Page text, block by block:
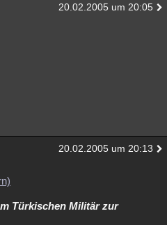
20.02.2005 um 20:05
20.02.2005 um 20:13
Türkischen Militär zur